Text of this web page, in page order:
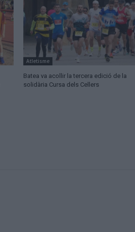
Atletisme
Batea va acollir la tercera edició de la
solidària Cursa dels Cellers